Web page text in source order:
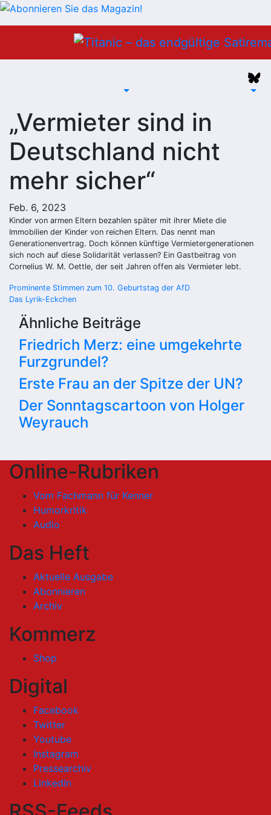
„Vermieter sind in
Deutschland nicht
mehr sicher“
Feb. 6, 2023
Kinder von armen Eltern bezahlen später mit ihrer Miete die
Immobilien der Kinder von reichen Eltern. Das nennt man
Generationenvertrag. Doch können künftige Vermietergenerationen
sich noch auf diese Solidarität verlassen? Ein Gastbeitrag von
Cornelius W. M. Oettle, der seit Jahren offen als Vermieter lebt.
Beitragsnavigation
Prominente Stimmen zum 10. Geburtstag der AfD
Das Lyrik-Eckchen
Ähnliche Beiträge
Friedrich Merz: eine umgekehrte
Furzgrundel?
Erste Frau an der Spitze der UN?
Der Sonntagscartoon von Holger
Weyrauch
Online-Rubriken
Vom Fachmann für Kenner
Humorkritik
Audio
Das Heft
Aktuelle Ausgabe
Abonnieren
Archiv
Kommerz
Shop
Digital
Facebook
Twitter
Youtube
Instagram
Pressearchiv
LinkedIn